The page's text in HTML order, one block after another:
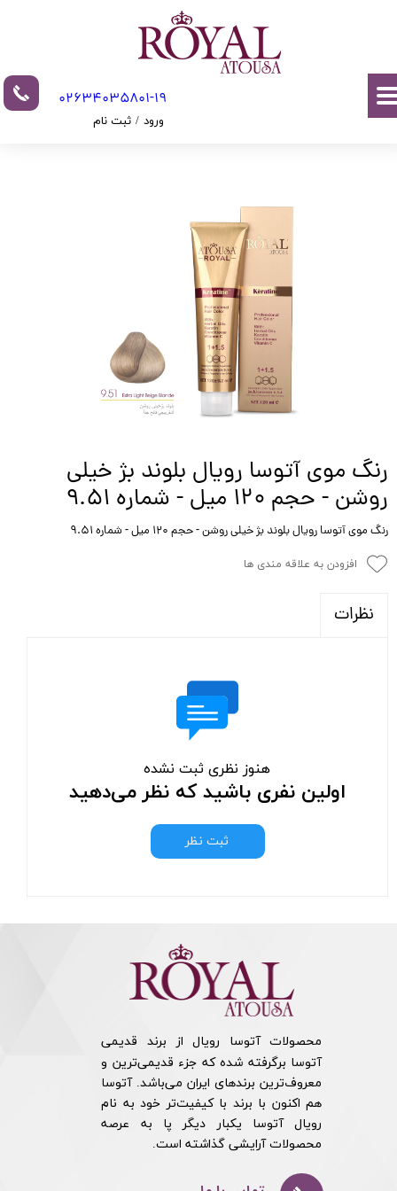
02634035801-19​​​​​​​​​​​​​​
ورود / ثبت نام
تغییر گذر واژه
سفارشات
رنگ موی آتوسا رویال بلوند بژ خیلی
روشن - حجم 120 میل - شماره 9.51
رنگ موی آتوسا رویال بلوند بژ خیلی روشن - حجم 120 میل - شماره 9.51
افزودن به علاقه مندی ها
نظرات
هنوز نظری ثبت نشده
اولین نفری باشید که نظر می‌دهید
ثبت نظر
محصولات آتوسا رویال از برند قدیمی
آتوسا برگرفته شده که جزء قدیمی‌ترین و
معروف‌ترین برندهای ایران می‌باشد. آتوسا
هم اکنون با برند با کیفیت‌تر خود به نام
رویال آتوسا یکبار دیگر پا به عرصه
محصولات آرایشی گذاشته است.​​​​​​​